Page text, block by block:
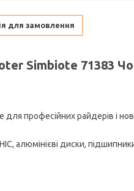
для замовлення
Simbiote 71383
для професійних райдерів і
алюмінієві диски,